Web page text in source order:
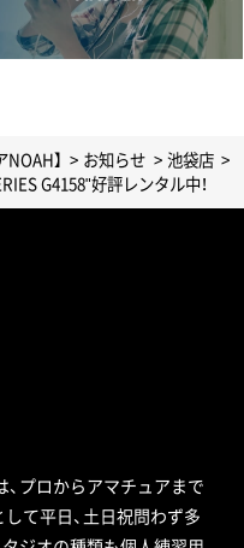
】 お知らせ
池袋店
G4158"好評レンタル中！
、プロからアマチュアまで
て平日、土日祝問わず多